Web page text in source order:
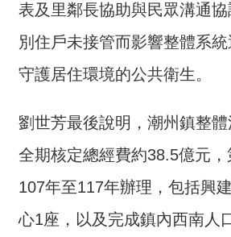
網
站
料
放
告
保
有
表及里鄰長協助與民眾溝通
別住戶未接管而影響整體系
守護居住環境的公共衛生。
劉世芳最後說明，潮州鎮整
全期核定總經費約38.5億元，
107年至117年辦理，包括興
心1座，以及完成鎮內西南人